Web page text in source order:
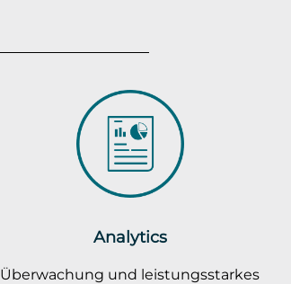
Analytics
Überwachung und leistungsstarkes